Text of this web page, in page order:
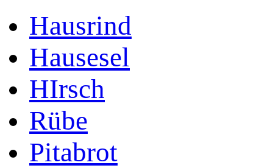
Hausrind
Hausesel
HIrsch
Rübe
Pitabrot